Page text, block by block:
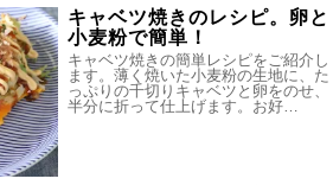
キャベツ焼きのレシピ。卵と
小麦粉で簡単！
キャベツ焼きの簡単レシピをご紹介し
ます。薄く焼いた小麦粉の生地に、た
っぷりの千切りキャベツと卵をのせ、
半分に折って仕上げます。お好…